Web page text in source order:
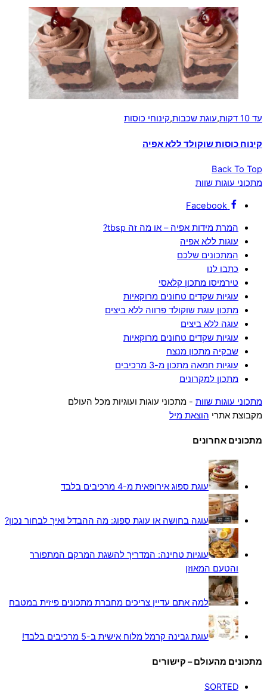
עד 10 דקות ,עוגת שכבות,קינוחי כוסות
קינוח כוסות שוקולד ללא אפיה
Back To Top
מתכוני עוגות שוות
Facebook
המרת מידות אפיה – או מה זה tbsp?
עוגות ללא אפיה
המתכונים שלכם
כתבו לנו
טירמיסו מתכון קלאסי
עוגיות שקדים טחונים מרוקאיות
מתכון עוגת שוקולד פרווה ללא ביצים
עוגה ללא ביצים
עוגיות שקדים טחונים מרוקאיות
שבקיה מתכון מנצח
עוגיות חמאה מתכון מ-3 מרכיבים
מתכון למקרונים
מתכוני עוגות שוות - מתכוני עוגות ועוגיות מכל העולם
מקבוצת אתרי הוצאת מיל
מתכונים אחרונים
עוגת ספוג אירופאית מ-4 מרכיבים בלבד
עוגה בחושה או עוגת ספוג: מה ההבדל ואיך לבחור נכון?
עוגיות טחינה: המדריך להשגת המרקם המתפורר
והטעם המאוזן
למה אתם עדיין צריכים מחברת מתכונים פיזית במטבח
עוגת גבינה קרמל מלוח אישית ב-5 מרכיבים בלבד!
מתכונים מהעולם – קישורים
SORTED